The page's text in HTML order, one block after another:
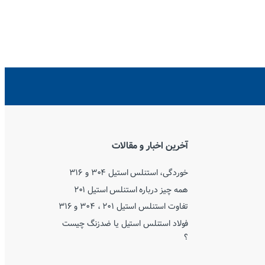
آخرین اخبار و مقالات
خوردگی، استنلس استیل ۳۰۴ و ۳۱۶
همه چیز درباره استنلس استیل ۲۰۱
تفاوت استنلس استیل ۲۰۱ ، ۳۰۴ و ۳۱۶
فولاد استنلس استیل یا ضدزنگ چیست
؟